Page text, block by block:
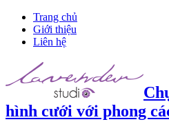
Trang chủ
Giới thiệu
Liên hệ
hình cưới với phong